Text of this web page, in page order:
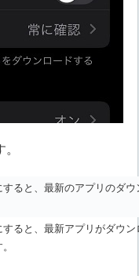
すると、最新のアプリのダ
すると、最新アプリがダウ